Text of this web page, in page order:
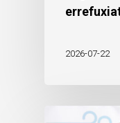
2026-07-22